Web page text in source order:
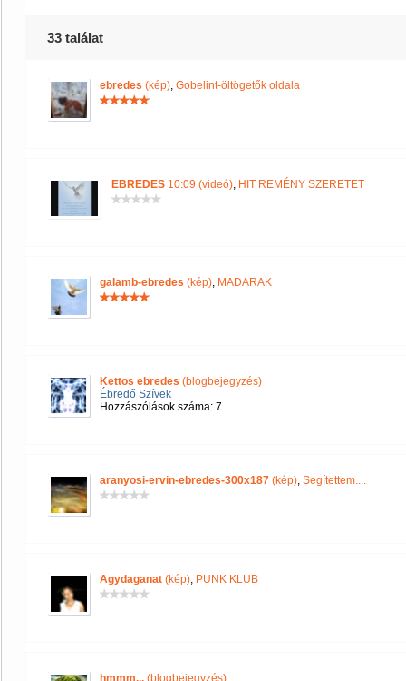
33 találat
ebredes (kép), Gobelint-öltögetők oldala
EBREDES 10:09 (videó), HIT REMÉNY SZERETET
galamb-ebredes (kép), MADARAK
Kettos ebredes (blogbejegyzés)
Ébredő Szívek
Hozzászólások száma: 7
aranyosi-ervin-ebredes-300x187 (kép), Segítettem....
Agydaganat (kép), PUNK KLUB
hmmm... (blogbejegyzés)